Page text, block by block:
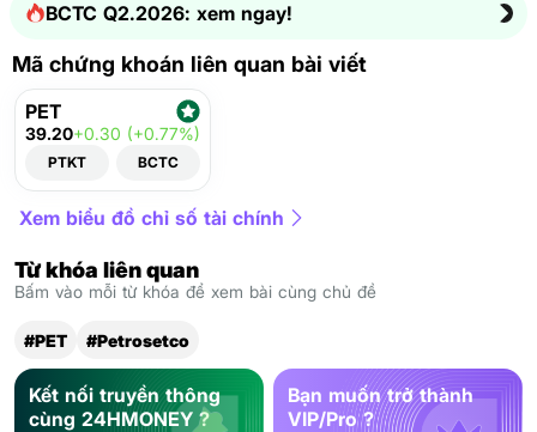
BCTC Q2.2026: xem ngay!
Mã chứng khoán liên quan bài viết
PET
39.20+0.30 (+0.77%)
PTKT BCTC
Xem biểu đồ chỉ số tài chính
Từ khóa liên quan
Bấm vào mỗi từ khóa để xem bài cùng chủ đề
#PET #Petrosetco
Kết nối truyền thông
cùng 24HMONEY ?
Bạn muốn trở thành
VIP/Pro ?